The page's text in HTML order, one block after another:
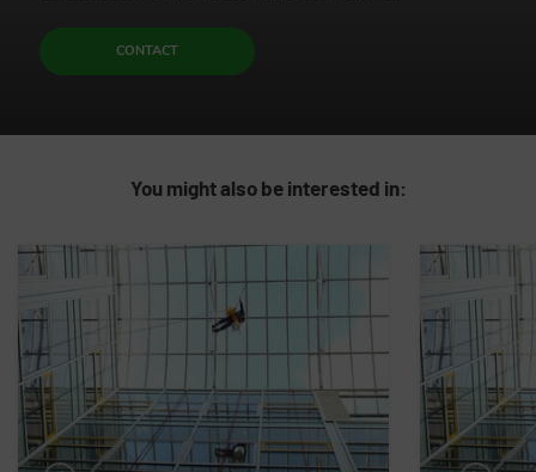
CONTACT
You might also be interested in: